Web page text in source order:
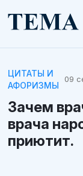
ЦИТАТЫ И
АФОРИЗМЫ
09
Зачем
врача
приютит.